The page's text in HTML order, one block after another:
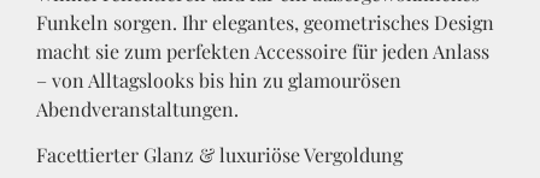
Funkeln sorgen. Ihr elegantes, geometrisches Design
macht sie zum perfekten Accessoire für jeden Anlass
– von Alltagslooks bis hin zu glamourösen
Abendveranstaltungen.
Facettierter Glanz & luxuriöse Vergoldung